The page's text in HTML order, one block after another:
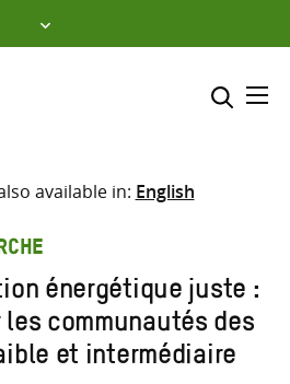
Sélectionner l’emplacement
les
termes
de
recherche
available in: English
énergétique juste :
les communautés des
et intermédiaire